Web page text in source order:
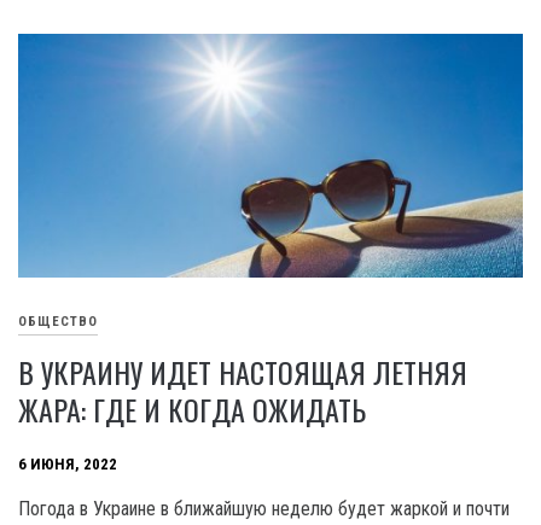
ОБЩЕСТВО
В УКРАИНУ ИДЕТ НАСТОЯЩАЯ ЛЕТНЯЯ
ЖАРА: ГДЕ И КОГДА ОЖИДАТЬ
6 ИЮНЯ, 2022
Погода в Украине в ближайшую неделю будет жаркой и почти